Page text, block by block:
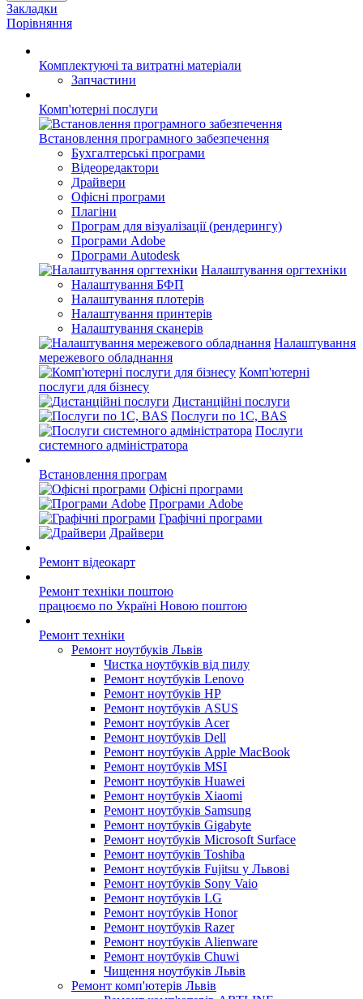
Закладки
Порівняння
Комплектуючі та витратні матеріали
Запчастини
Комп'ютерні послуги
Встановлення програмного забезпечення
Бухгалтерські програми
Відеоредактори
Драйвери
Офісні програми
Плагіни
Програм для візуалізації (рендерингу)
Програми Adobe
Програми Autodesk
Налаштування оргтехніки
Налаштування БФП
Налаштування плотерів
Налаштування принтерів
Налаштування сканерів
Налаштування
мережевого обладнання
Комп'ютерні
послуги для бізнесу
Дистанційні послуги
Послуги по 1С, BAS
Послуги
системного адміністратора
Встановлення програм
Офісні програми
Програми Adobe
Графічні програми
Драйвери
Ремонт відеокарт
Ремонт техніки поштою
працюємо по Україні Новою поштою
Ремонт техніки
Ремонт ноутбуків Львів
Чистка ноутбуків від пилу
Ремонт ноутбуків Lenovo
Ремонт ноутбуків HP
Ремонт ноутбуків ASUS
Ремонт ноутбуків Acer
Ремонт ноутбуків Dell
Ремонт ноутбуків Apple MacBook
Ремонт ноутбуків MSI
Ремонт ноутбуків Huawei
Ремонт ноутбуків Xiaomi
Ремонт ноутбуків Samsung
Ремонт ноутбуків Gigabyte
Ремонт ноутбуків Microsoft Surface
Ремонт ноутбуків Toshiba
Ремонт ноутбуків Fujitsu у Львові
Ремонт ноутбуків Sony Vaio
Ремонт ноутбуків LG
Ремонт ноутбуків Honor
Ремонт ноутбуків Razer
Ремонт ноутбуків Alienware
Ремонт ноутбуків Chuwi
Чищення ноутбуків Львів
Ремонт комп'ютерів Львів